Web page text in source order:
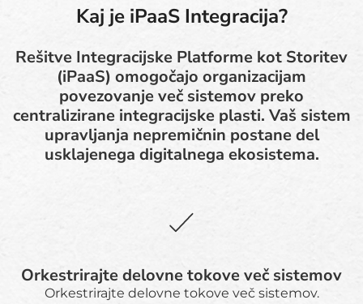
Kaj je iPaaS Integracija?
Rešitve Integracijske Platforme kot Storitev
(iPaaS) omogočajo organizacijam
povezovanje več sistemov preko
centralizirane integracijske plasti. Vaš sistem
upravljanja nepremičnin postane del
usklajenega digitalnega ekosistema.
Orkestrirajte delovne tokove več sistemov
Orkestrirajte delovne tokove več sistemov.